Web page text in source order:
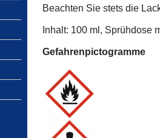
Beachten Sie stets die
Inhalt: 100 ml, Sprühdose
Gefahrenpictogramme